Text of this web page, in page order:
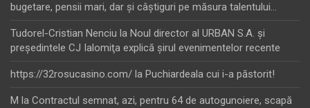
bugetare, pensii mari, dar şi câştiguri pe măsura talentului…
Tudorel-Cristian Nenciu la Noul director al URBAN S.A. şi
preşedintele CJ Ialomiţa explică şirul evenimentelor recente
https://32rosucasino.com/ la Puchiardeala cui i-a păstorit!
M la Contractul semnat, azi, pentru 64 de autogunoiere, scapă